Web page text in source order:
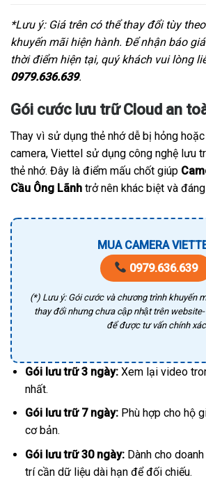
*Lưu ý: Giá trên có thể thay đổi tùy
khuyến mãi hiện hành. Để nhận báo
thời điểm hiện tại, quý khách vui lòng
0979.636.639.
Gói cước lưu trữ Cloud an
Thay vì sử dụng thẻ nhớ dễ bị hỏng
camera, Viettel sử dụng công nghệ lưu
thẻ nhớ. Đây là điểm mấu chốt giúp
Cầu Ông Lãnh trở nên khác biệt và
MUA CAMERA
0979.636.639
(*) Lưu ý: Gói cước và chương trình khuyến
thay đổi nhưng chưa cập nhật trên
để được tư vấn chính xác
Gói lưu trữ 3 ngày:Xem lại video
nhất.
Gói lưu trữ 7 ngày:Phù hợp cho hộ
cơ bản.
Gói lưu trữ 30 ngày:Dành cho
trí cần dữ liệu dài hạn để đối chiếu.